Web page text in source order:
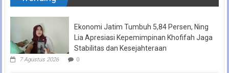
Ekonomi Jatim Tumbuh 5,84 Persen, Ning
Lia Apresiasi Kepemimpinan Khofifah Jaga
Stabilitas dan Kesejahteraan
7 Agustus 2026 0